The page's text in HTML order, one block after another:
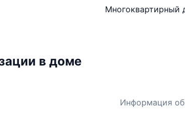
Многоквартирный
в доме
Информация об